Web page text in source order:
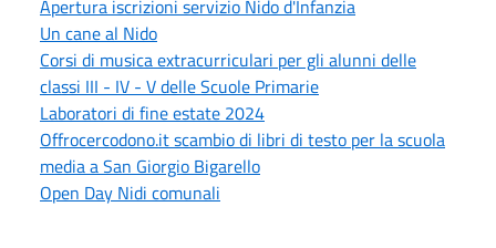
Apertura iscrizioni servizio Nido d'Infanzia
Un cane al Nido
Corsi di musica extracurriculari per gli alunni delle
classi III - IV - V delle Scuole Primarie
Laboratori di fine estate 2024
Offrocercodono.it scambio di libri di testo per la scuola
media a San Giorgio Bigarello
Open Day Nidi comunali